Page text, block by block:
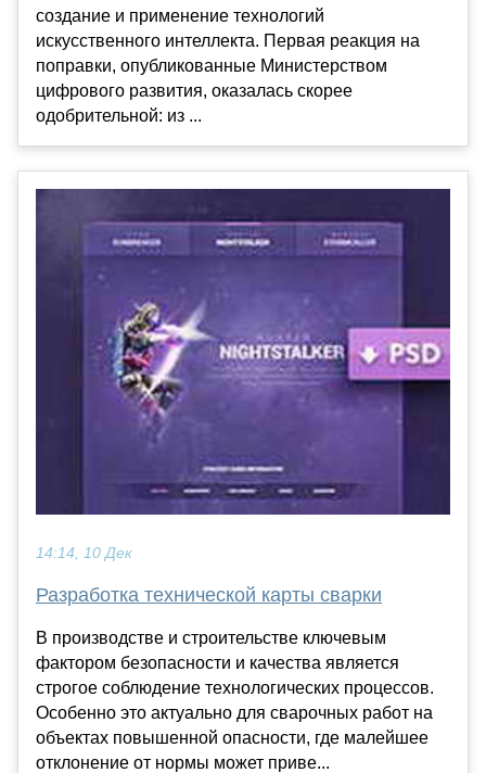
создание и применение технологий
искусственного интеллекта. Первая реакция на
поправки, опубликованные Министерством
цифрового развития, оказалась скорее
одобрительной: из ...
14:14, 10 Дек
Разработка технической карты сварки
В производстве и строительстве ключевым
фактором безопасности и качества является
строгое соблюдение технологических процессов.
Особенно это актуально для сварочных работ на
объектах повышенной опасности, где малейшее
отклонение от нормы может приве...